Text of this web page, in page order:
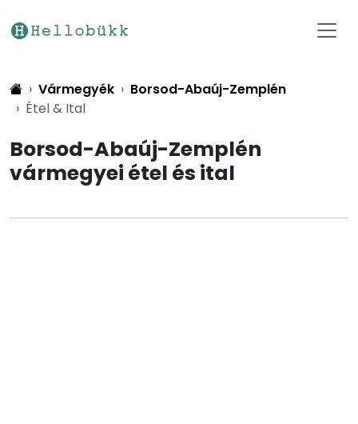
Vármegyék
Borsod-Abaúj-Zemplén
Étel & Ital
Borsod-Abaúj-Zemplén
vármegyei étel és ital